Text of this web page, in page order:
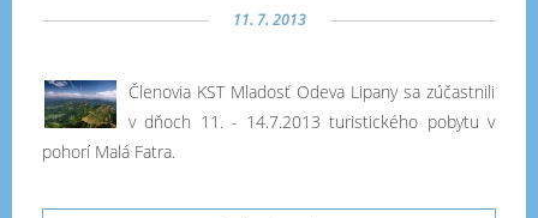
11. 7. 2013
Členovia KST Mladosť Odeva Lipany sa zúčastnili
v dňoch 11. - 14.7.2013 turistického pobytu v
pohorí Malá Fatra.